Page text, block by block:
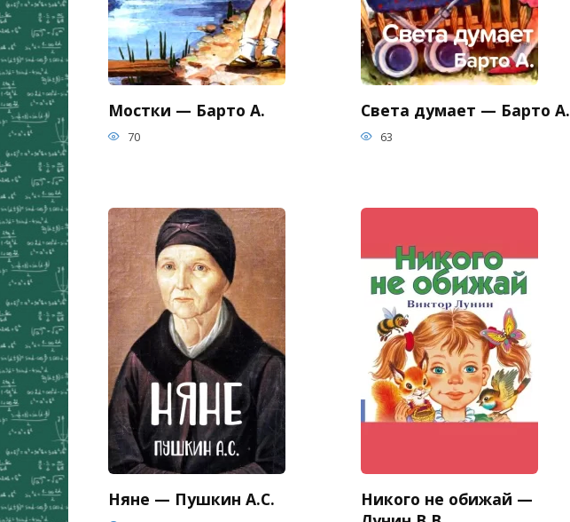
Мостки — Барто А.
70
Света думает — Барто А.
63
Няне — Пушкин А.С.
Никого не обижай —